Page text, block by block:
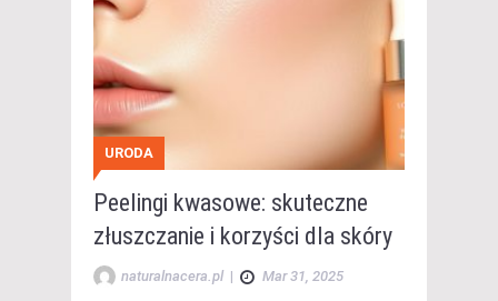
URODA
Peelingi kwasowe: skuteczne
złuszczanie i korzyści dla skóry
naturalnacera.pl | Mar 31, 2025